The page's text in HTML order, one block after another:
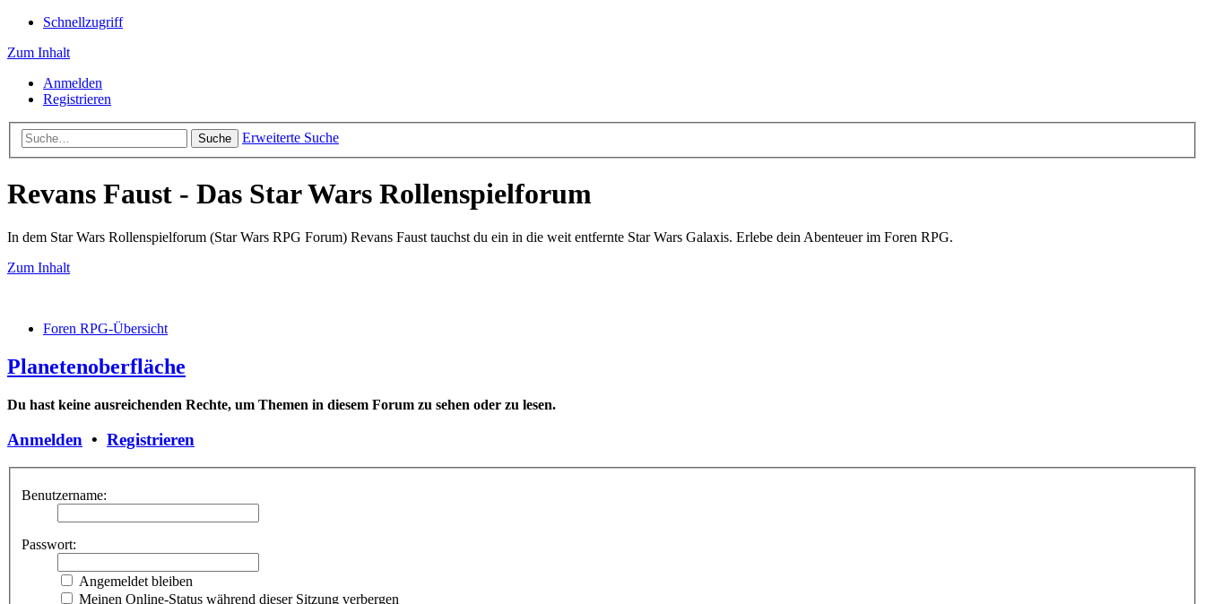
Schnellzugriff
Zum Inhalt
Anmelden
Registrieren
Suche Erweiterte Suche
Revans Faust - Das Star Wars Rollenspielforum
In dem Star Wars Rollenspielforum (Star Wars RPG Forum) Revans Faust tauchst du ein in die weit entfernte Star Wars Galaxis. Erlebe dein Abenteuer im Foren RPG.
Zum Inhalt
Foren RPG-Übersicht
Planetenoberfläche
Du hast keine ausreichenden Rechte, um Themen in diesem Forum zu sehen oder zu lesen.
Anmelden • Registrieren
Benutzername:
Passwort:
Angemeldet bleiben
Meinen Online-Status während dieser Sitzung verbergen